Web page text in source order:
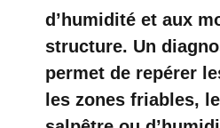
d’humidité et aux
structure. Un
permet de repérer
les zones friables,